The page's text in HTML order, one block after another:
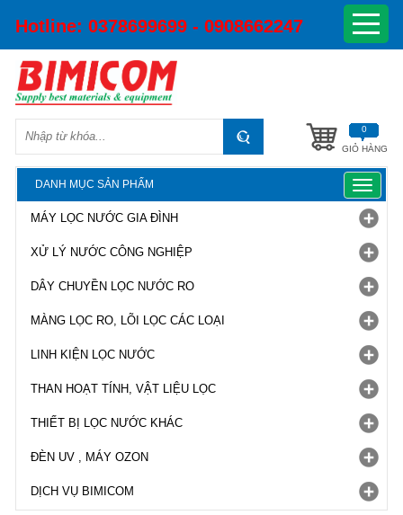
Hotline: 0378699699 - 0908662247
GIỎ HÀNG
0
DANH MỤC SẢN PHẨM
Toggle
MÁY LỌC NƯỚC GIA ĐÌNH
XỬ LÝ NƯỚC CÔNG NGHIỆP
DÂY CHUYỀN LỌC NƯỚC RO
MÀNG LỌC RO, LÕI LỌC CÁC LOẠI
LINH KIỆN LỌC NƯỚC
THAN HOẠT TÍNH, VẬT LIỆU LỌC
THIẾT BỊ LỌC NƯỚC KHÁC
ĐÈN UV , MÁY OZON
DỊCH VỤ BIMICOM